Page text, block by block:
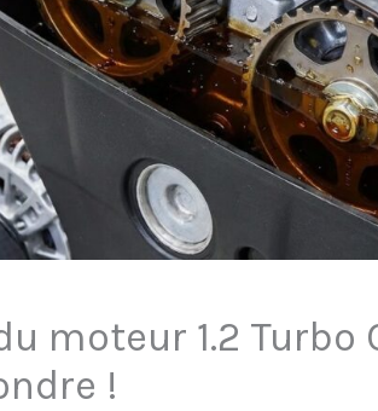
moteur 1.2 Turbo
!